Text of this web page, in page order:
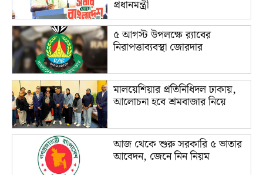
প্রধানমন্ত্রী
৫ আগস্ট উপলক্ষে র‌্যাবের
নিরাপত্তাব্যবস্থা জোরদার
মালয়েশিয়ার প্রতিনিধিদল ঢাকায়,
আলোচনা হবে শ্রমবাজার নিয়ে
আজ থেকে শুরু সরকারি ৫ ভাতার
আবেদন, জেনে নিন নিয়ম